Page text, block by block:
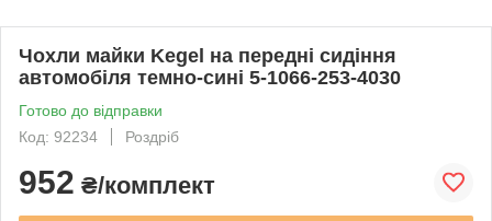
Чохли майки Kegel на передні сидіння
автомобіля темно-сині 5-1066-253-4030
Готово до відправки
Код: 92234
Роздріб
952 ₴/комплект